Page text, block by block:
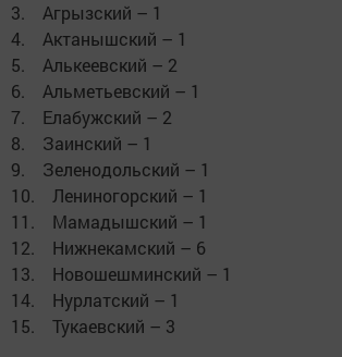
3. Агрызский – 1
4. Актанышский – 1
5. Алькеевский – 2
6. Альметьевский – 1
7. Елабужский – 2
8. Заинский – 1
9. Зеленодольский – 1
10. Лениногорский – 1
11. Мамадышский – 1
12. Нижнекамский – 6
13. Новошешминский – 1
14. Нурлатский – 1
15. Тукаевский – 3